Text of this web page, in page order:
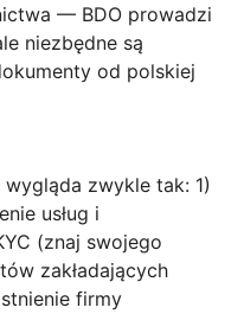
— BDO prowadzi
niezbędne są
od polskiej
wygląda zwykle tak: 1)
usług i
(znaj swojego
zakładających
firmy